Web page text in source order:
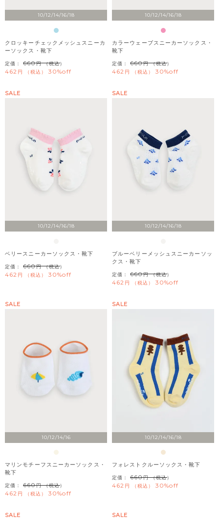
10/12/14/16/18
クロッキーチェックメッシュスニーカ
ーソックス・靴下
定価： 660 （税込）
462 税込 30%off
10/12/14/16/18
カラーウェーブスニーカーソックス・
靴下
定価： 660 （税込）
462 税込 30%off
10/12/14/16/18
SALE
ベリースニーカーソックス・靴下
定価： 660 （税込）
462 税込 30%off
10/12/14/16/18
SALE
ブルーベリーメッシュスニーカーソッ
クス・靴下
定価： 660 （税込）
462 税込 30%off
10/12/14/16
SALE
マリンモチーフスニーカーソックス・
靴下
定価： 660 （税込）
462 税込 30%off
10/12/14/16/18
SALE
フォレストクルーソックス・靴下
定価： 660 （税込）
462 税込 30%off
SALE SALE